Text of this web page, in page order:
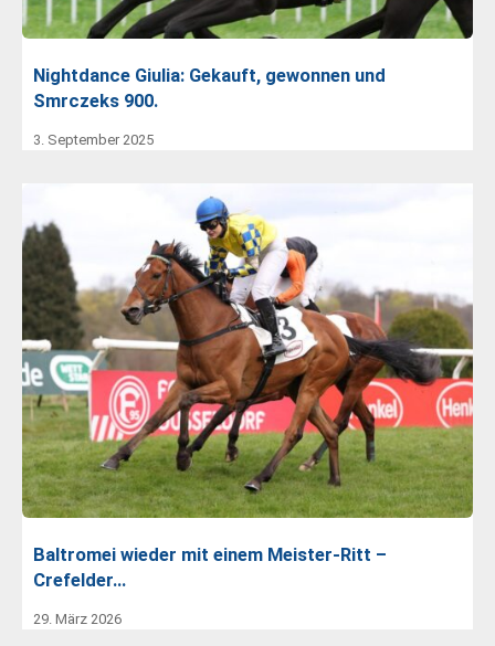
Nightdance Giulia: Gekauft, gewonnen und
Smrczeks 900.
3. September 2025
Baltromei wieder mit einem Meister-Ritt –
Crefelder…
29. März 2026